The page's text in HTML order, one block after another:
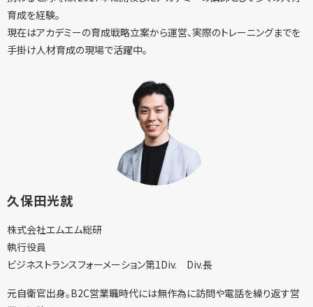
育成を経験。
現在はアカデミーの育成戦略立案から運営、実際のトレーニングまでを
手掛け人材育成の現場で活躍中。
久保田光就
株式会社エムエム総研
執行役員
ビジネストランスフォーメーション第1Div. Div.長
元自衛官出身。​B2C営業職時代には無作為に訪問や電話を繰り返す​営